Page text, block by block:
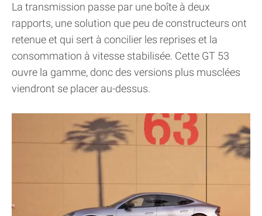
La transmission passe par une boîte à deux
rapports, une solution que peu de constructeurs ont
retenue et qui sert à concilier les reprises et la
consommation à vitesse stabilisée. Cette GT 53
ouvre la gamme, donc des versions plus musclées
viendront se placer au-dessus.